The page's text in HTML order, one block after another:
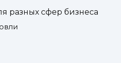
разных сфер бизнеса